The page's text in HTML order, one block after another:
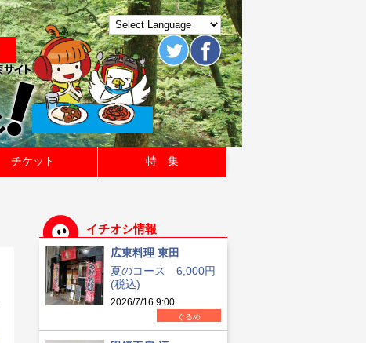
チケット 特 集
イチオシ情報
広東料理 東田
夏のコース 6,000円
(税込)
2026/7/16 9:00
ぐるめ